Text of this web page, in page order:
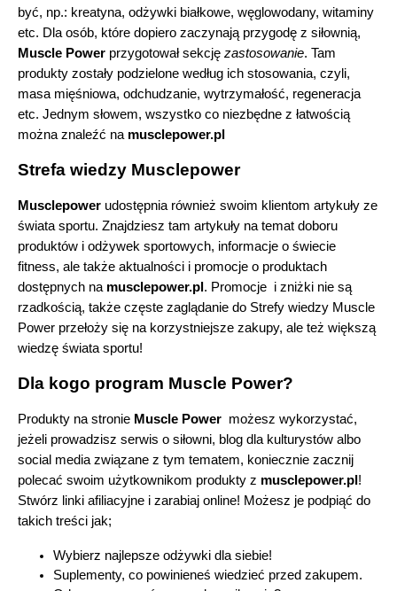
być, np.: kreatyna, odżywki białkowe, węglowodany, witaminy
Muscle Power przygotował sekcję zastosowanie. Tam
produkty zostały podzielone według ich stosowania, czyli,
masa mięśniowa, odchudzanie, wytrzymałość, regeneracja
etc. Jednym słowem, wszystko co niezbędne z łatwością
można znaleźć na musclepower.pl
Strefa wiedzy Musclepower
Musclepower udostępnia również swoim klientom artykuły ze
świata sportu. Znajdziesz tam artykuły na temat doboru
produktów i odżywek sportowych, informacje o świecie
fitness, ale także aktualności i promocje o produktach
dostępnych na musclepower.pl . Promocje  i zniżki nie są
rzadkością, także częste zaglądanie do Strefy wiedzy Muscle
Power przełoży się na korzystniejsze zakupy, ale też większą
wiedzę świata sportu!
Dla kogo program Muscle Power?
Produkty na stronie Muscle Power możesz wykorzystać,
jeżeli prowadzisz serwis o siłowni, blog dla kulturystów albo
social media związane z tym tematem, koniecznie zacznij
polecać swoim użytkownikom produkty z musclepower.pl !
Stwórz linki afiliacyjne i zarabiaj online! Możesz je podpiąć do
takich treści jak;
Wybierz najlepsze odżywki dla siebie!
Suplementy, co powinieneś wiedzieć przed zakupem.